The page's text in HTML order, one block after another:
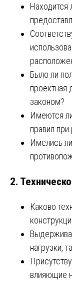
Находится
Было ли
проектная
законом?
Имеются
правил
Имелись
2.
Каково
нагрузки,
влияющие